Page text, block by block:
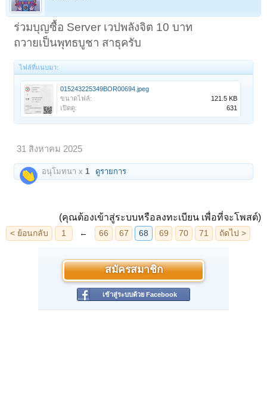
ร่วมบุญซื้อ Server เวปพลังจิต 10 บาท
ถวายเป็นพุทธบูชา สาธุครับ
ไฟล์ที่แนบมา:
015243225349BOR00694.jpeg
ขนาดไฟล์:
121.5 KB
เปิดดู:
631
31 สิงหาคม 2025
อนุโมทนา x1 ดูรายการ
(คุณต้องเข้าสู่ระบบหรือลงทะเบียน เพื่อที่จะโพสต์)
สมัครสมาชิก
เข้าสู่ระบบด้วย Facebook